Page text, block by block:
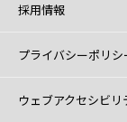
採用情報
プライバシーポリシ
ウェブアクセシビリ